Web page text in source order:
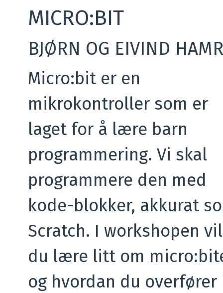
MICRO:BIT
BJØRN OG EIVIND
Micro:bit er en
mikrokontroller som er
laget for å lære barn
programmering. Vi skal
programmere den med
kode-blokker, akkurat
Scratch. I workshopen vil
du lære litt om
og hvordan du overfører